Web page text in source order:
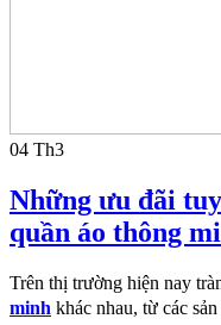
04 Th3
Những ưu đãi
quần áo thông
Trên thị trường hiện nay
minh khác nhau, từ các sản